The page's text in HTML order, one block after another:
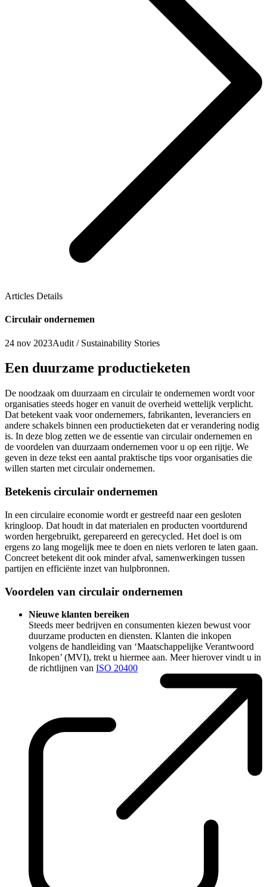
Articles Details
Circulair ondernemen
24 nov 2023Audit / Sustainability Stories
Een duurzame productieketen
De noodzaak om duurzaam en circulair te ondernemen wordt voor
organisaties steeds hoger en vanuit de overheid wettelijk verplicht.
Dat betekent vaak voor ondernemers, fabrikanten, leveranciers en
andere schakels binnen een productieketen dat er verandering nodig
is. In deze blog zetten we de essentie van circulair ondernemen en
de voordelen van duurzaam ondernemen voor u op een rijtje. We
geven in deze tekst een aantal praktische tips voor organisaties die
willen starten met circulair ondernemen.
Betekenis circulair ondernemen
In een circulaire economie wordt er gestreefd naar een gesloten
kringloop. Dat houdt in dat materialen en producten voortdurend
worden hergebruikt, gerepareerd en gerecycled. Het doel is om
ergens zo lang mogelijk mee te doen en niets verloren te laten gaan.
Concreet betekent dit ook minder afval, samenwerkingen tussen
partijen en efficiënte inzet van hulpbronnen.
Voordelen van circulair ondernemen
Nieuwe klanten bereiken
Steeds meer bedrijven en consumenten kiezen bewust voor
duurzame producten en diensten. Klanten die inkopen
volgens de handleiding van ‘Maatschappelijke Verantwoord
Inkopen’ (MVI), trekt u hiermee aan. Meer hierover vindt u in
de richtlijnen van ISO 20400